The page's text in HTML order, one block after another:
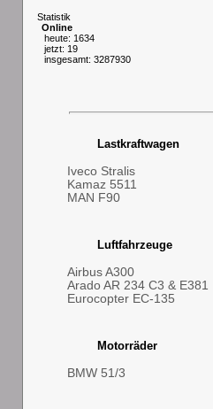
Statistik
Online
heute: 1634
jetzt: 19
insgesamt: 3287930
Lastkraftwagen
Iveco Stralis
Kamaz 5511
MAN F90
Luftfahrzeuge
Airbus A300
Arado AR 234 C3 & E381
Eurocopter EC-135
Motorräder
BMW 51/3